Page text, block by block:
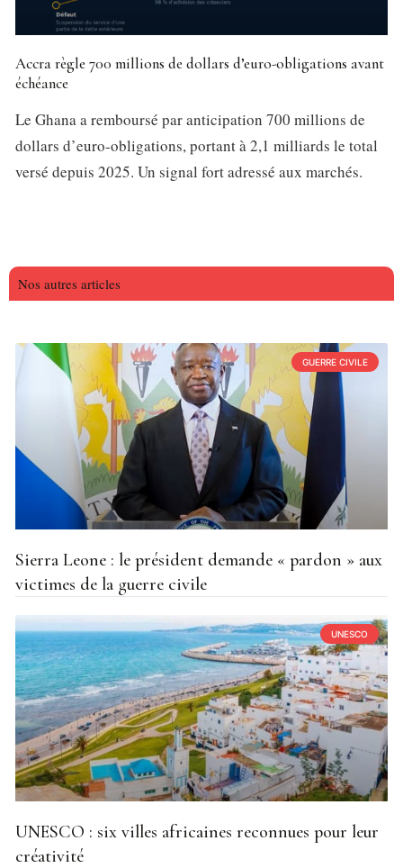
Accra règle 700 millions de dollars d’euro-obligations avant
échéance
Le Ghana a remboursé par anticipation 700 millions de
dollars d’euro-obligations, portant à 2,1 milliards le total
versé depuis 2025. Un signal fort adressé aux marchés.
Nos autres articles
GUERRE CIVILE
Sierra Leone : le président demande « pardon » aux
victimes de la guerre civile
UNESCO
UNESCO : six villes africaines reconnues pour leur
créativité